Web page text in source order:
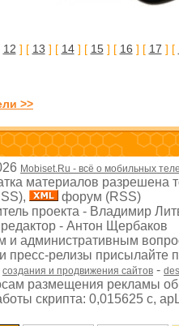
12 ] [ 13 ] [ 14] [ 15] [ 16 ] [ 17 ] [
>>
Mobiset.Ru - всё о мобильных
материалов разрешена
форум (RSS)
проекта - Владимир
- Антон Щербаков
и административным
пресс-релизы присылайте
создания и продвижения сайтов -
размещения рекламы
скрипта: 0,015625 с,